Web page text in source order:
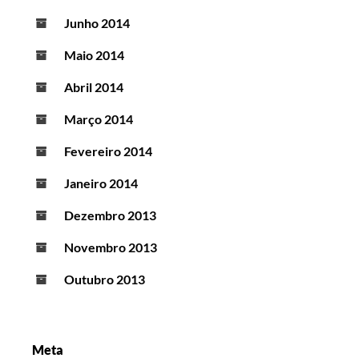
Junho 2014
Maio 2014
Abril 2014
Março 2014
Fevereiro 2014
Janeiro 2014
Dezembro 2013
Novembro 2013
Outubro 2013
Meta